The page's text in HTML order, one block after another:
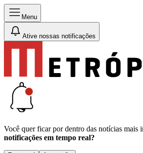
Menu
Ative nossas notificações
Você quer ficar por dentro das notícias mais
notificações em tempo real?